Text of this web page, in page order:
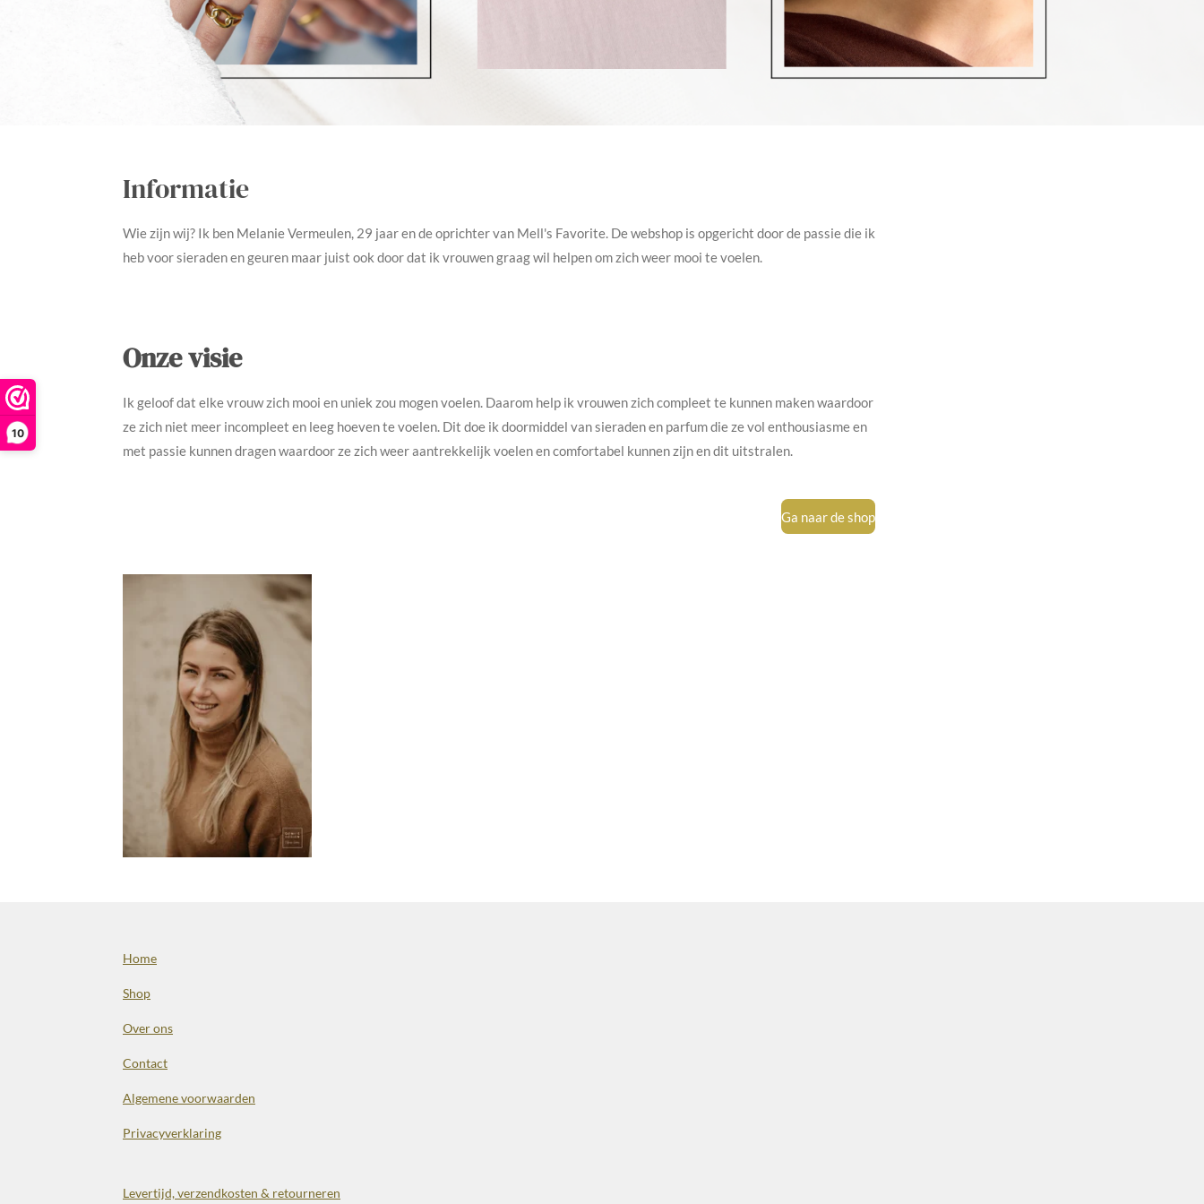
10
Informatie
Wie zijn wij? Ik ben Melanie Vermeulen, 29 jaar en de oprichter van Mell's Favorite. De webshop is opgericht door de passie die ik
heb voor sieraden en geuren maar juist ook door dat ik vrouwen graag wil helpen om zich weer mooi te voelen.
Onze visie
Ik geloof dat elke vrouw zich mooi en uniek zou mogen voelen. Daarom help ik vrouwen zich compleet te kunnen maken waardoor
ze zich niet meer incompleet en leeg hoeven te voelen. Dit doe ik doormiddel van sieraden en parfum die ze vol enthousiasme en
met passie kunnen dragen waardoor ze zich weer aantrekkelijk voelen en comfortabel kunnen zijn en dit uitstralen.
Ga naar de shop
Home
Shop
Over ons
Contact
Algemene voorwaarden
Privacyverklaring
Levertijd, verzendkosten & retourneren